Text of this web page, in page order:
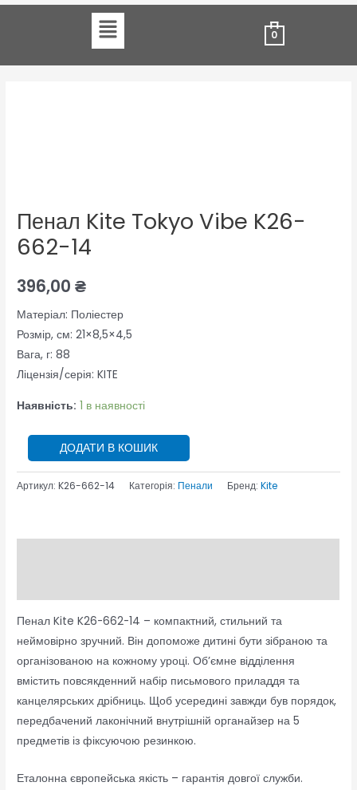
Menu
0
Пенал Kite Tokyo Vibe K26-
662-14
396,00₴
Матеріал: Поліестер
Розмір, см: 21×8,5×4,5
Вага, г: 88
Ліцензія/серія: KITE
Наявність: 1 в наявності
14
кількість
ДОДАТИ В КОШИК
Артикул:K26-662-14 Категорія: Пенали Бренд:Kite
Пенал Kite K26-662-14 – компактний, стильний та
неймовірно зручний. Він допоможе дитині бути зібраною та
організованою на кожному уроці. Об’ємне відділення
вмістить повсякденний набір письмового приладдя та
канцелярських дрібниць. Щоб усередині завжди був порядок,
передбачений лаконічний внутрішній органайзер на 5
предметів із фіксуючою резинкою.
Еталонна європейська якість – гарантія довгої служби.